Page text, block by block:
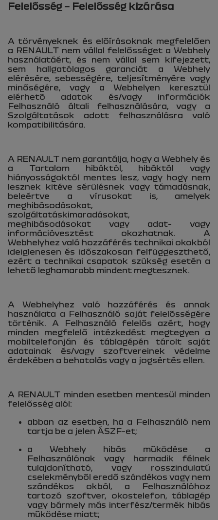
Felelősség – Felelősség kizárása
A törvényeknek és előírásoknak megfelelően
a RENAULT nem vállal felelősséget a Webhely
használatáért, és nem vállal sem kifejezett,
sem hallgatólagos garanciát a Webhely
elérésére, sebességére, teljesítményére vagy
minőségére, vagy a Webhelyen keresztül
elérhető adatok és/vagy információk
Felhasználó általi felhasználására, vagy a
Szolgáltatások adott felhasználásra való
kompatibilitására.
A RENAULT nem garantálja, hogy a Webhely és
a Tartalom hibáktól, hibáktól vagy
hiányosságoktól mentes lesz, vagy hogy nem
lesznek kitéve sérülésnek vagy támadásnak,
beleértve a vírusokat is, amelyek
meghibásodásokat,
szolgáltatáskimaradásokat,
meghibásodásokat vagy adat- vagy
információvesztést okozhatnak. A
Webhelyhez való hozzáférés technikai okokból
ideiglenesen és időszakosan felfüggeszthető,
ezért a technikai csapatok szükség esetén a
lehető leghamarabb mindent megtesznek.
A Webhelyhez való hozzáférés és annak
használata a Felhasználó saját felelősségére
történik. A Felhasználó felelős azért, hogy
minden megfelelő intézkedést megtegyen a
mobiltelefonján és táblagépén tárolt saját
adatainak és/vagy szoftvereinek védelme
érdekében a behatolás vagy a jogsértés ellen.
A RENAULT minden esetben mentesül minden
felelősség alól:
abban az esetben, ha a Felhasználó nem
tartja be a jelen ÁSZF-et;
a Webhely hibás működése a
Felhasználónak vagy harmadik félnek
tulajdonítható, vagy rosszindulatú
cselekményből eredő szándékos vagy nem
szándékos okból, a Felhasználóhoz
tartozó szoftver, okostelefon, táblagép
vagy bármely más interfész/termék hibás
működése miatt;